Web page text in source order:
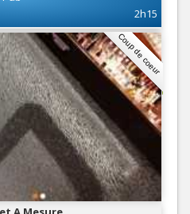
2h15
Coup de coeur